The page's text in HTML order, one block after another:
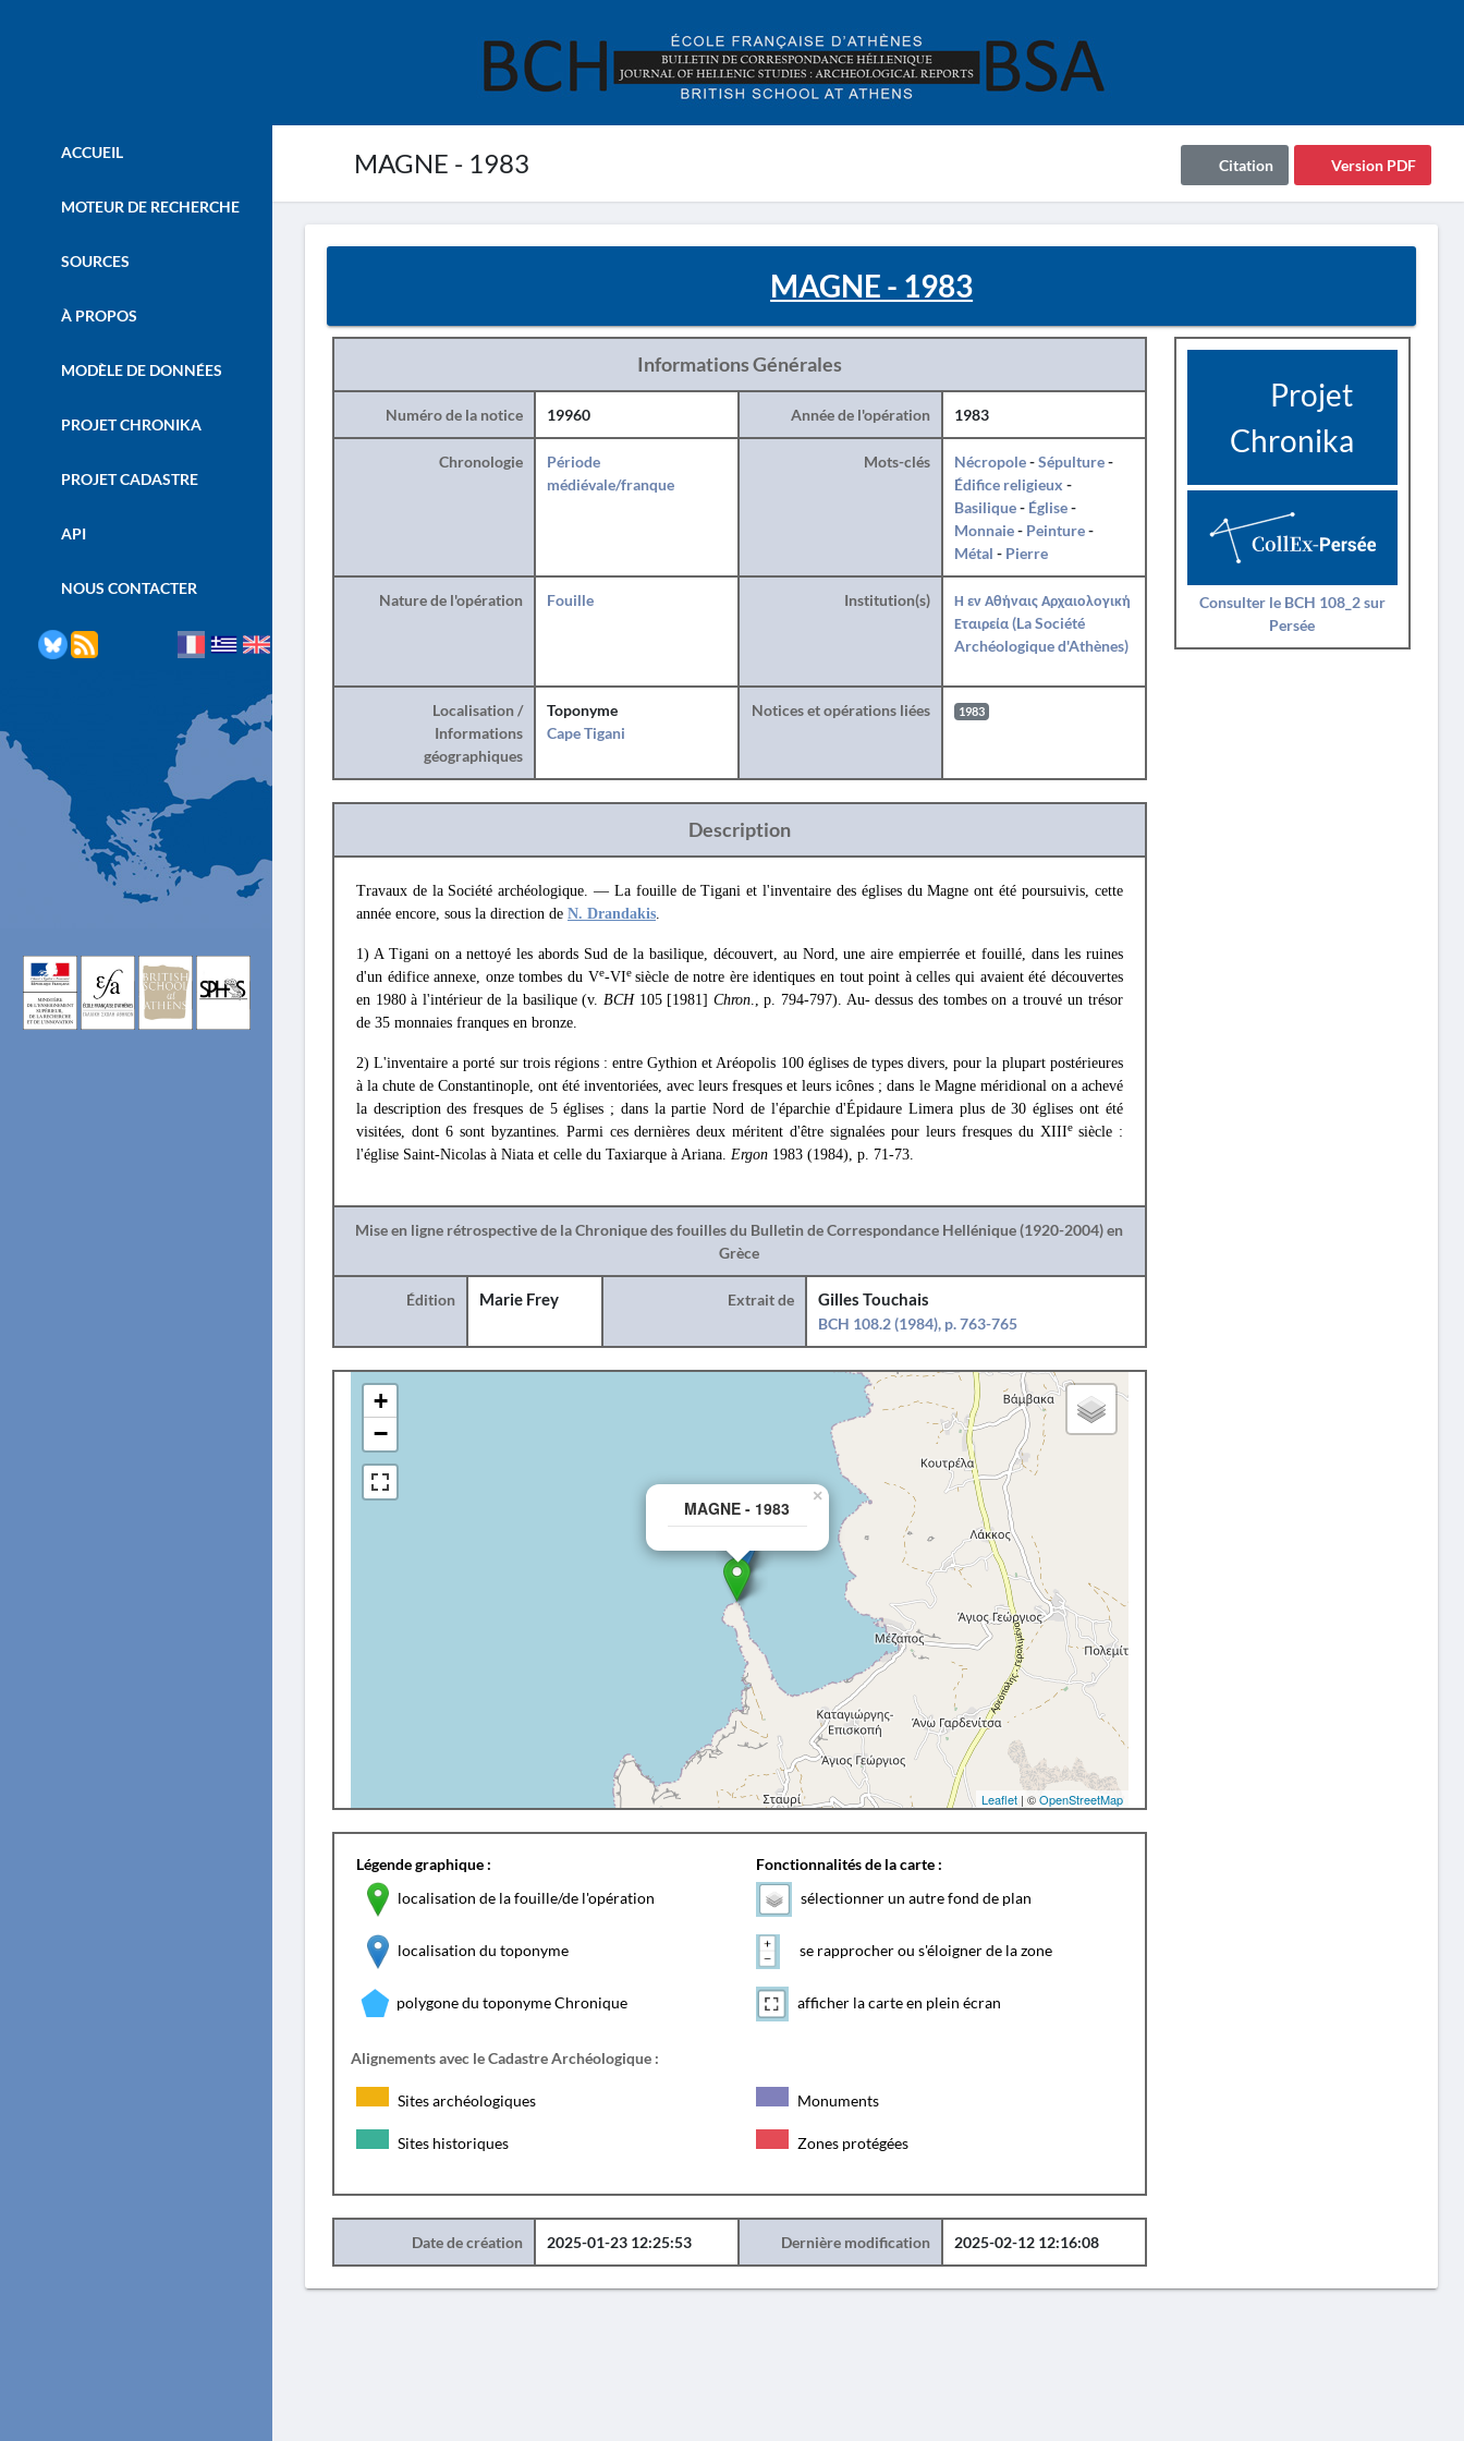
MAGNE - 1983 Version PDF
Citation
ACCUEIL
MOTEUR DE RECHERCHE
SOURCES
À PROPOS
MODÈLE DE DONNÉES
PROJET CHRONIKA
PROJET CADASTRE
API
NOUS CONTACTER
MAGNE - 1983
Informations Générales
Numéro de la notice 19960 Année de l'opération 1983
Chronologie
Période
médiévale/franque
Mots-clés Nécropole-Sépulture-
Édifice religieux -
Basilique- Église-
Monnaie- Peinture-
Métal - Pierre
Nature de l'opération Fouille Institution(s)
Η εν Αθήναις Αρχαιολογική
Εταιρεία (La Société
Archéologique d'Athènes)
Localisation /
Informations
géographiques
Toponyme
Cape Tigani
Notices et opérations liées 1983
Description
Travaux de la Société archéologique. — La fouille de Tigani et l'inventaire des églises du Magne ont été poursuivis, cette
année encore, sous la direction de N. Drandakis.
1) A Tigani on a nettoyé les abords Sud de la basilique, découvert, au Nord, une aire empierrée et fouillé, dans les ruines
d'un édifice annexe, onze tombes du Ve-VIe siècle de notre ère identiques en tout point à celles qui avaient été découvertes
en 1980 à l'intérieur de la basilique (v. BCH 105 [1981] Chron., p. 794-797). Au- dessus des tombes on a trouvé un trésor
de 35 monnaies franques en bronze.
2) L'inventaire a porté sur trois régions : entre Gythion et Aréopolis 100 églises de types divers, pour la plupart postérieures
à la chute de Constantinople, ont été inventoriées, avec leurs fresques et leurs icônes ; dans le Magne méridional on a achevé
la description des fresques de 5 églises ; dans la partie Nord de l'éparchie d'Épidaure Limera plus de 30 églises ont été
visitées, dont 6 sont byzantines. Parmi ces dernières deux méritent d'être signalées pour leurs fresques du XIIIe siècle :
l'église Saint-Nicolas à Niata et celle du Taxiarque à Ariana. Ergon 1983 (1984), p. 71-73.
Mise en ligne rétrospective de la Chronique des fouilles du Bulletin de Correspondance Hellénique (1920-2004) en
Grèce
Édition Marie Frey Extrait de
Gilles Touchais
BCH 108.2 (1984), p. 763-765
MAGNE - 1983
×
+
−
Leaflet| ©OpenStreetMap
Légende graphique :
localisation de la fouille/de l'opération
localisation du toponyme
polygone du toponyme Chronique
Fonctionnalités de la carte :
sélectionner un autre fond de plan
se rapprocher ou s'éloigner de la zone
afficher la carte en plein écran
Alignements avec le Cadastre Archéologique :
Sites archéologiques Monuments
Sites historiques Zones protégées
Date de création 2025-01-23 12:25:53 Dernière modification 2025-02-12 12:16:08
Projet
Chronika
Consulter le BCH 108_2 sur
Persée